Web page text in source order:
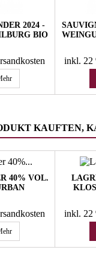
2024 -
BIO
inkl. 22
KAUFTEN,
40% VOL.
inkl. 22